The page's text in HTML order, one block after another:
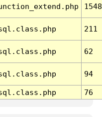
1548
211
62
94
76